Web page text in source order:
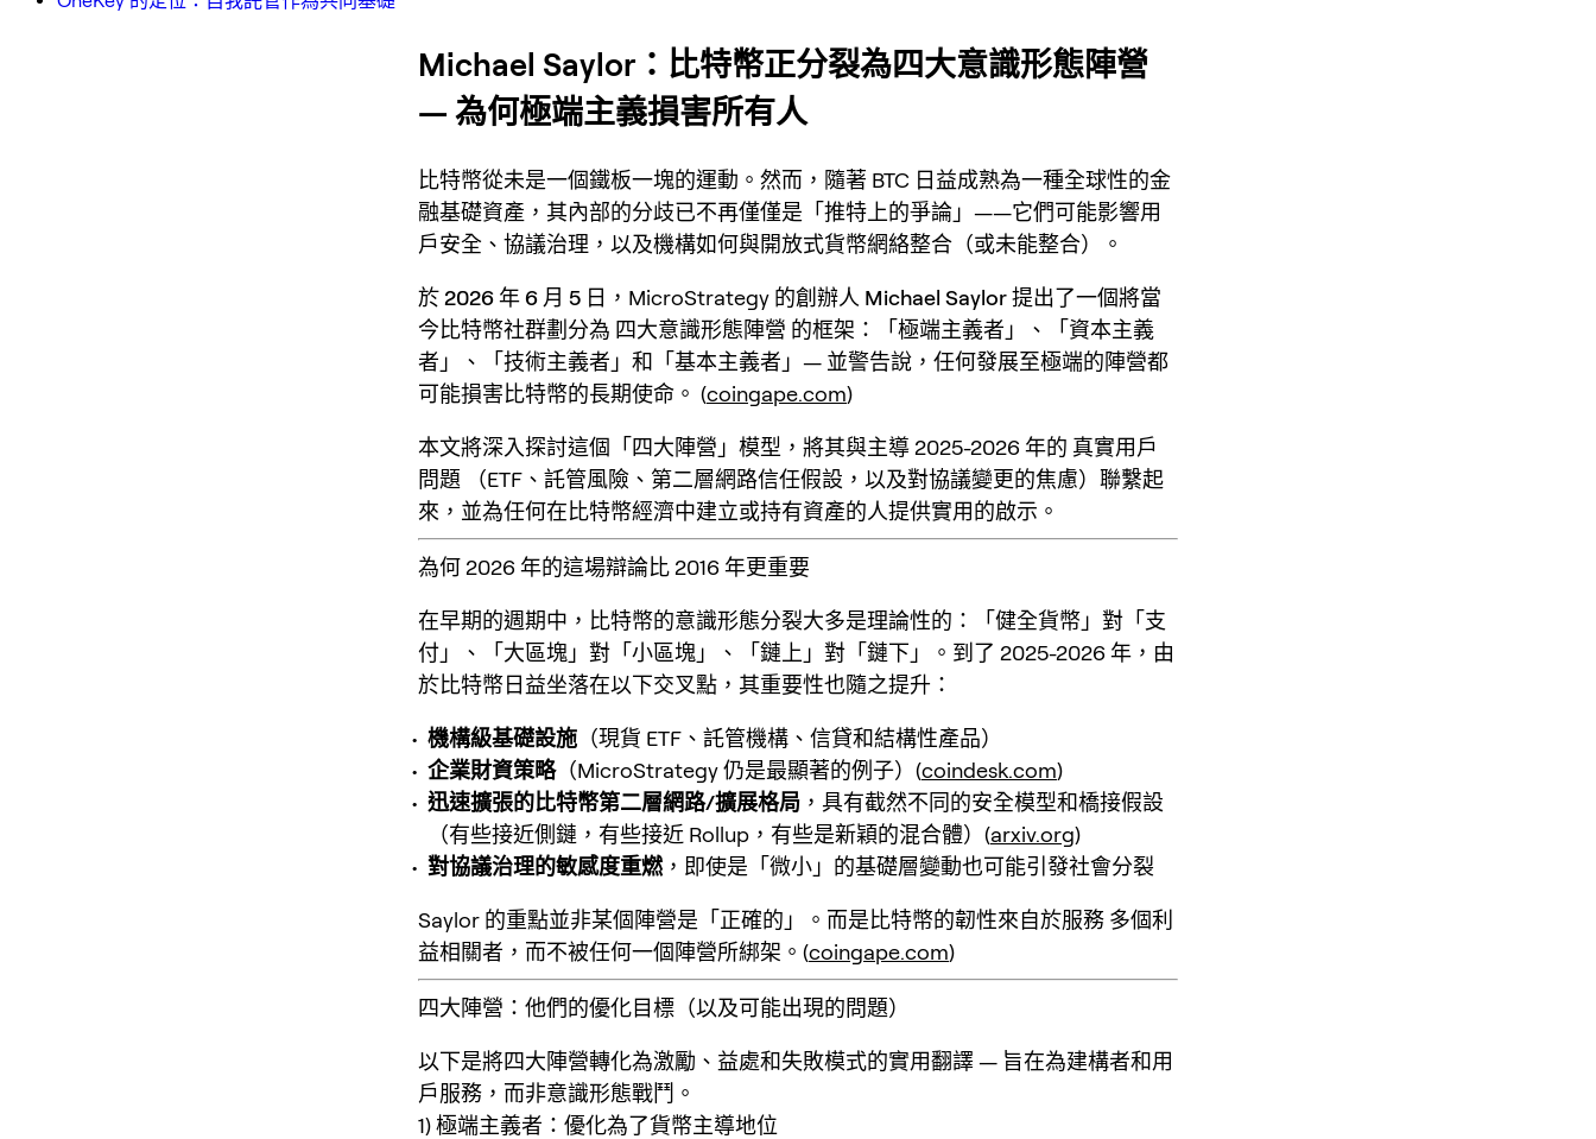
Michael Saylor：比特幣正分裂為四大意識形態陣營
— 為何極端主義損害所有人
比特幣從未是一個鐵板一塊的運動。然而，隨著 BTC 日益成熟為一種全球性的金
融基礎資產，其內部的分歧已不再僅僅是「推特上的爭論」——它們可能影響用
戶安全、協議治理，以及機構如何與開放式貨幣網絡整合（或未能整合）。
於2026 年 6 月 5 日 ，MicroStrategy 的創辦人 Michael Saylor提出了一個將當
今比特幣社群劃分為 四大意識形態陣營 的框架：「極端主義者 」、「資本主義
者 」、「技術主義者 」和「基本主義者 」— 並警告說， 任何發展至極端的陣營都
可能損害比特幣的長期使命 。 (coingape.com)
本文將深入探討這個「四大陣營」模型，將其與主導 2025-2026 年的 真實用戶
問題 （ETF、託管風險、第二層網路信任假設，以及對協議變更的焦慮）聯繫起
來，並為任何在比特幣經濟中建立或持有資產的人提供實用的啟示。
為何 2026 年的這場辯論比 2016 年更重要
在早期的週期中，比特幣的意識形態分裂大多是理論性的：「健全貨幣」對「支
付」、「大區塊」對「小區塊」、「鏈上」對「鏈下」。到了 2025-2026 年，由
於比特幣日益坐落在以下交叉點，其重要性也隨之提升：
機構級基礎設施 （現貨 ETF、託管機構、信貸和結構性產品）
企業財資策略（MicroStrategy 仍是最顯著的例子）(coindesk.com)
迅速擴張的比特幣第二層網路/擴展格局 ，具有截然不同的安全模型和橋接假設
（有些接近側鏈，有些接近 Rollup，有些是新穎的混合體）(arxiv.org)
對協議治理的敏感度重燃 ，即使是「微小」的基礎層變動也可能引發社會分裂
Saylor 的重點並非某個陣營是「正確的」。而是比特幣的韌性來自於服務 多個利
益相關者 ，而不被任何一個陣營所綁架。(coingape.com)
四大陣營：他們的優化目標（以及可能出現的問題）
以下是將四大陣營轉化為激勵、益處和失敗模式的實用翻譯 — 旨在為建構者和用
戶服務，而非意識形態戰鬥。
1) 極端主義者：優化為了貨幣主導地位